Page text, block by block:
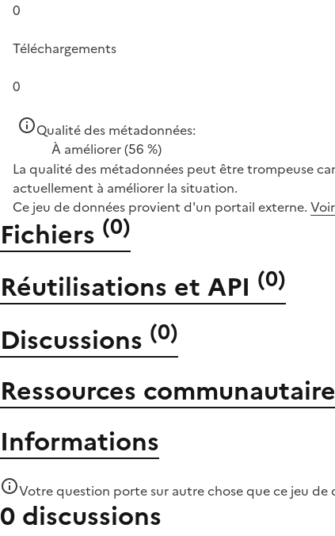
0
Téléchargements
0
Qualité des métadonnées:
À améliorer(56 %)
La qualité des métadonnées peut être trompeuse
actuellement à améliorer la situation.
Ce jeu de données provient d'un portail externe.
Fichiers (0)
Réutilisations et API (0)
Discussions (0)
Ressources
Informations
Votre question porte sur autre chose quece jeu de
0 discussions